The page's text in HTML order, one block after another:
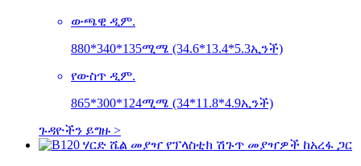
ውጫዊ ዲም.
880*340*135ሚሜ (34.6*13.4*5.3ኢንች)
የውስጥ ዲም.
865*300*124ሚሜ (34*11.8*4.9ኢንች)
ጉዳዮችን ይግዙ >